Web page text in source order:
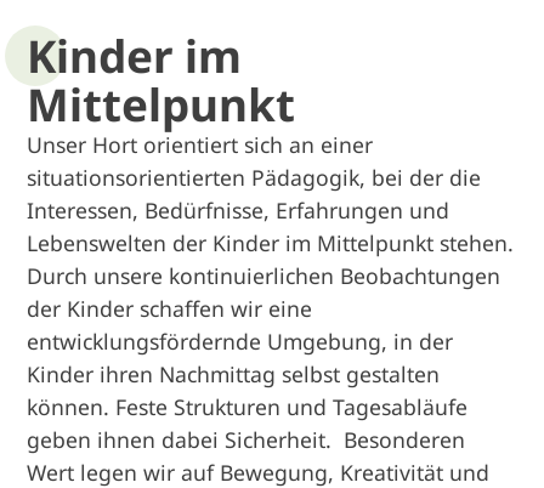
Kinder im
Mittelpunkt
Unser Hort orientiert sich an einer
situationsorientierten Pädagogik, bei der die
Interessen, Bedürfnisse, Erfahrungen und
Lebenswelten der Kinder im Mittelpunkt stehen.
Durch unsere kontinuierlichen Beobachtungen
der Kinder schaffen wir eine
entwicklungsfördernde Umgebung, in der
Kinder ihren Nachmittag selbst gestalten
können. Feste Strukturen und Tagesabläufe
geben ihnen dabei Sicherheit. Besonderen
Wert legen wir auf Bewegung, Kreativität und